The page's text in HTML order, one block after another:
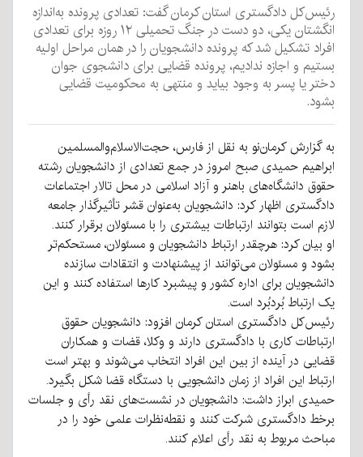
رئیس‌کل دادگستری استان کرمان گفت: تعدادی پرونده به‌اندازه
انگشتان یکی، دو دست در جنگ تحمیلی ۱۲ روزه برای تعدادی
افراد تشکیل شد که پرونده دانشجویان را در همان مراحل اولیه
بستیم و اجازه ندادیم، پرونده قضایی برای دانشجوی جوان
دختر یا پسر به وجود بیاید و منتهی به محکومیت قضایی
بشود.
به گزارش کرمان‌نو به نقل از فارس، حجت‌الاسلام‌والمسلمین
ابراهیم حمیدی صبح امروز در جمع تعدادی از دانشجویان رشته
حقوق دانشگاه‌های باهنر و آزاد اسلامی در محل تالار اجتماعات
دادگستری اظهار کرد: دانشجویان به‌عنوان قشر تأثیرگذار جامعه
لازم است بتوانند ارتباطات بیشتری را با مسئولان برقرار کنند.
او بیان کرد: هرچقدر ارتباط دانشجویان و مسئولان، مستحکم‌تر
بشود و مسئولان می‌توانند از پیشنهادت و انتقادات سازنده
دانشجویان برای اداره کشور و پیشبرد کارها استفاده کنند و این
یک ارتباط بُردبُرد است.
رئیس‌کل دادگستری استان کرمان افزود: دانشجویان حقوق
ارتباطات کاری با دادگستری دارند و وکلا، قضات و همکاران
قضایی در آینده از بین این افراد انتخاب می‌شوند و بهتر است
ارتباط این افراد از زمان دانشجویی با دستگاه قضا شکل بگیرد.
حمیدی ابراز داشت: دانشجویان در نشست‌های نقد رأی و جلسات
برخط دادگستری شرکت کنند و نقطه‌نظرات علمی خود را در
مباحث مربوط به نقد رأی اعلام کنند.